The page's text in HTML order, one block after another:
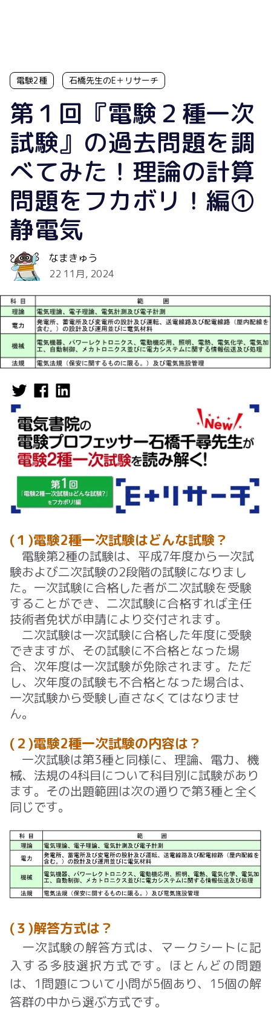
電験2種 石橋先生のE＋リサーチ
第１回『電験２種一次
試験』の過去問題を調
べてみた！理論の計算
問題をフカボリ！編①
静電気
なまきゅう
22 11月, 2024
(１)電験2種一次試験はどんな試験？
電験第2種の試験は、平成7年度から一次試
験および二次試験の2段階の試験になりまし
た。一次試験に合格した者が二次試験を受験
することができ、二次試験に合格すれば主任
技術者免状が申請により交付されます。
二次試験は一次試験に合格した年度に受験
できますが、その試験に不合格となった場
合、次年度は一次試験が免除されます。ただ
し、次年度の試験も不合格となった場合は、
一次試験から受験し直さなくてはなりませ
ん。
(２)電験2種一次試験の内容は？
一次試験は第3種と同様に、理論、電力、機
械、法規の4科目について科目別に試験があり
ます。その出題範囲は次の通りで第3種と全く
同じです。
(３)解答方式は？
一次試験の解答方式は、マークシートに記
入する多肢選択方式です。ほとんどの問題
は、 1問題について小問が5個あり、 15個の解
答群の中から選ぶ方式です。